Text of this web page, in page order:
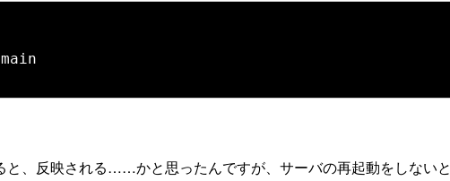
と、反映される……かと思ったんですが、サーバの再起動をしないと